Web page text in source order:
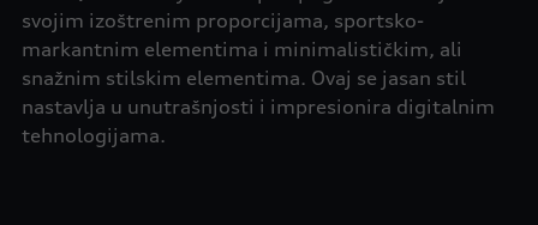
svojim izoštrenim proporcijama, sportsko-
markantnim elementima i minimalističkim, ali
snažnim stilskim elementima. Ovaj se jasan stil
nastavlja u unutrašnjosti i impresionira digitalnim
tehnologijama.